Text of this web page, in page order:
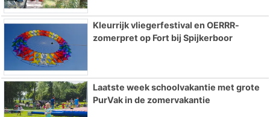
Kleurrijk vliegerfestival en OERRR-
zomerpret op Fort bij Spijkerboor
Laatste week schoolvakantie met grote
PurVak in de zomervakantie